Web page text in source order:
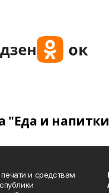
"Еда и
и средствам